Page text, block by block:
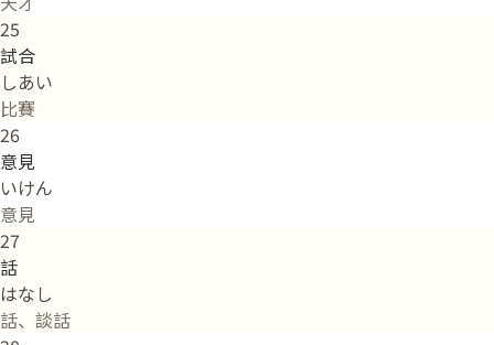
25
試合
しあい
比賽
26
意見
いけん
意見
27
話
はなし
話、談話